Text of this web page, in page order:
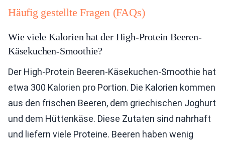
Häufig gestellte Fragen (FAQs)
Wie viele Kalorien hat der High-Protein Beeren-
Käsekuchen-Smoothie?
Der High-Protein Beeren-Käsekuchen-Smoothie hat
etwa 300 Kalorien pro Portion. Die Kalorien kommen
aus den frischen Beeren, dem griechischen Joghurt
und dem Hüttenkäse. Diese Zutaten sind nahrhaft
und liefern viele Proteine. Beeren haben wenig